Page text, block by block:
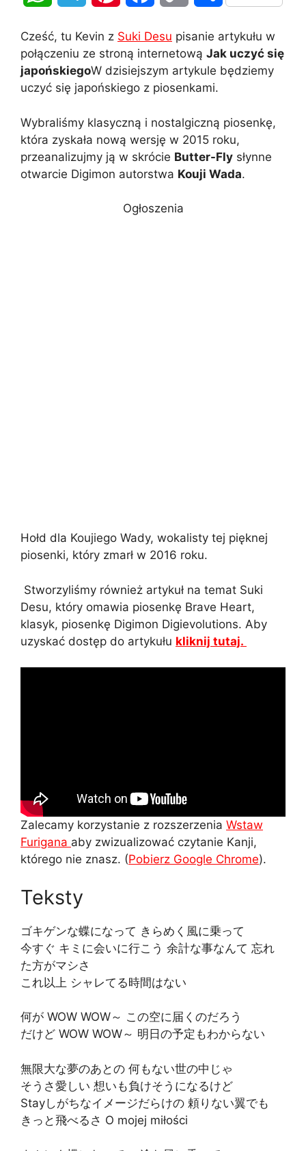
a
t
A
p
l
e
r
a
n
t
r
e
c
e
o
o
p
y
i
n
a
r
Cześć, tu Kevin z Suki Desu pisanie artykułu w
połączeniu ze stroną internetową Jak uczyć się
japońskiegoW dzisiejszym artykule będziemy
uczyć się japońskiego z piosenkami.
Wybraliśmy klasyczną i nostalgiczną piosenkę,
która zyskała nową wersję w 2015 roku,
przeanalizujmy ją w skrócie Butter-Fly słynne
otwarcie Digimon autorstwa Kouji Wada.
Ogłoszenia
Hołd dla Koujiego Wady, wokalisty tej pięknej
piosenki, który zmarł w 2016 roku.
Stworzyliśmy również artykuł na temat Suki
Desu, który omawia piosenkę Brave Heart,
klasyk, piosenkę Digimon Digievolutions. Aby
uzyskać dostęp do artykułu kliknij tutaj.
Zalecamy korzystanie z rozszerzenia Wstaw
Furigana aby zwizualizować czytanie Kanji,
którego nie znasz. (Pobierz Google Chrome).
Teksty
ゴキゲンな蝶になって きらめく風に乗って
今すぐ キミに会いに行こう 余計な事なんて 忘れ
た方がマシさ
これ以上 シャレてる時間はない
何が WOW WOW～ この空に届くのだろう
だけど WOW WOW～ 明日の予定もわからない
無限大な夢のあとの 何もない世の中じゃ
そうさ愛しい 想いも負けそうになるけど
Stayしがちなイメージだらけの 頼りない翼でも
きっと飛べるさ O mojej miłości